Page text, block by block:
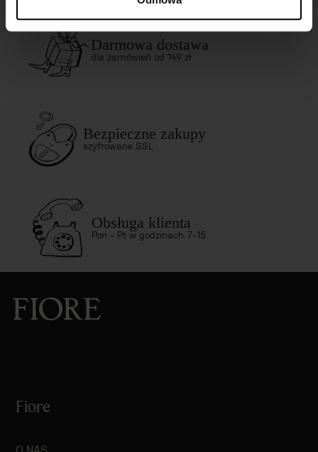
Darmowa dostawa
dla zamówień od 149 zł
Bezpieczne zakupy
szyfrowane SSL
Obsługa klienta
Pon - Pt w godzinach 7-15
Fiore